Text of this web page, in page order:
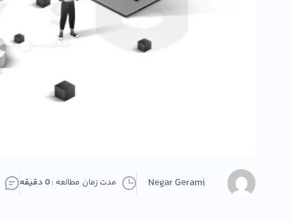
Negar Gerami مدت زمان مطالعه :0 دقیقه